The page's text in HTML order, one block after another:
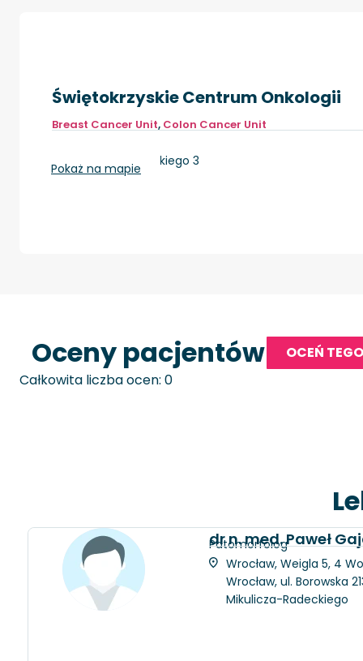
Świętokrzyskie Centrum Onkologii
Breast Cancer Unit, Colon Cancer Unit
Kielce, ul. Artwińskiego 3
Pokaż na mapie
Oceny pacjentów
OCEŃ
Całkowita liczba ocen: 0
dr n. med. Paweł
Patomorfolog
Wrocław, Weigla 5, 4
Wrocław, ul. Borowska
Mikulicza-Radeckiego